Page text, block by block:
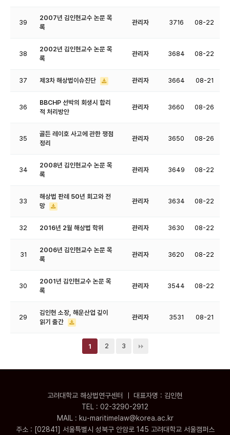
39
2007년 김인현교수 논문 목
록
관리자 3716 08-22
38
2002년 김인현교수 논문 목
록
관리자 3684 08-22
37 제3차 해상법이슈진단 관리자 3664 08-21
36
BBCHP 선박의 회생시 합리
적 처리방안
관리자 3660 08-26
35
골든 레이호 사고에 관한 쟁점
정리
관리자 3650 08-26
34
2008년 김인현교수 논문 목
록
관리자 3649 08-22
33
해상법 판례 50년 회고와 전
망
관리자 3634 08-22
32 2016년 2월 해상법 학위 관리자 3630 08-22
31
2006년 김인현교수 논문 목
록
관리자 3620 08-22
30
2001년 김인현교수 논문 목
록
관리자 3544 08-22
29
김인현 소장, 해운산업 깊이
읽기 출간
관리자 3531 08-21
1 2 3
고려대학교 해상법연구센터 ㅣ 대표자명 : 김인현
TEL : 02-3290-2912
MAIL : ku-maritimelaw@korea.ac.kr
주소 : [02841] 서울특별시 성북구 안암로 145 고려대학교 서울캠퍼스